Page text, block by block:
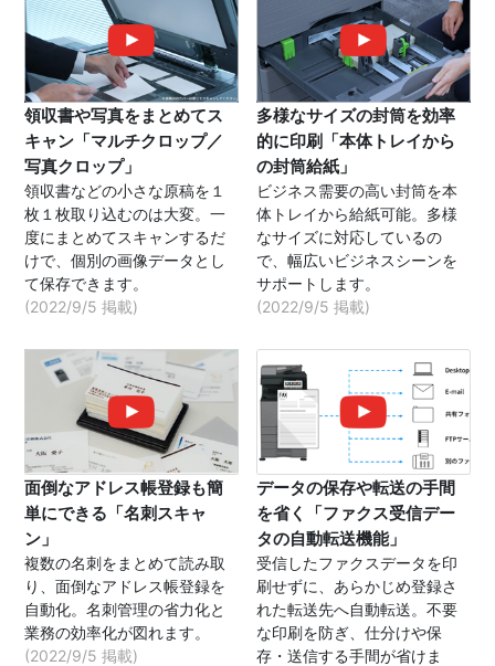
領収書や写真をまとめてス
キャン「マルチクロップ／
写真クロップ」
領収書などの小さな原稿を１
枚１枚取り込むのは大変。一
度にまとめてスキャンするだ
けで、個別の画像データとし
て保存できます。
(2022/9/5 掲載)
多様なサイズの封筒を効率
的に印刷「本体トレイから
の封筒給紙」
ビジネス需要の高い封筒を本
体トレイから給紙可能。多様
なサイズに対応しているの
で、幅広いビジネスシーンを
サポートします。
(2022/9/5 掲載)
面倒なアドレス帳登録も簡
単にできる「名刺スキャ
ン」
複数の名刺をまとめて読み取
り、面倒なアドレス帳登録を
自動化。名刺管理の省力化と
業務の効率化が図れます。
(2022/9/5 掲載)
データの保存や転送の手間
を省く「ファクス受信デー
タの自動転送機能」
受信したファクスデータを印
刷せずに、あらかじめ登録さ
れた転送先へ自動転送。不要
な印刷を防ぎ、仕分けや保
存・送信する手間が省けま